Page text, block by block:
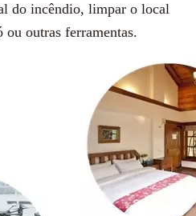
do incêndio, limpar o local
ou outras ferramentas.